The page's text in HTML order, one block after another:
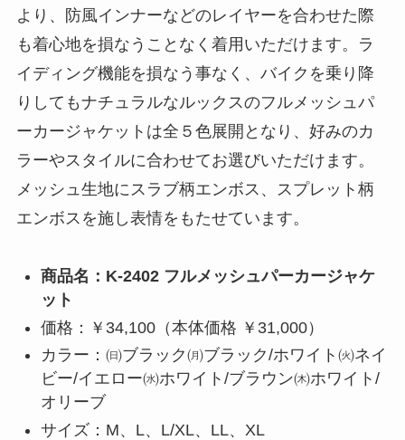
より、防風インナーなどのレイヤーを合わせた際
も着心地を損なうことなく着用いただけます。ラ
イディング機能を損なう事なく、バイクを乗り降
りしてもナチュラルなルックスのフルメッシュパ
ーカージャケットは全５色展開となり、好みのカ
ラーやスタイルに合わせてお選びいただけます。
メッシュ生地にスラブ柄エンボス、スプレット柄
エンボスを施し表情をもたせています。
商品名：K-2402 フルメッシュパーカージャケ
ット
価格：￥34,100（本体価格 ￥31,000）
カラー：㈰ブラック㈪ブラック/ホワイト㈫ネイ
ビー/イエロー㈬ホワイト/ブラウン㈭ホワイト/
オリーブ
サイズ：M、L、L/XL、LL、XL